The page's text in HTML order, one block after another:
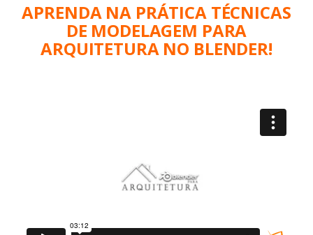
APRENDA NA PRÁTICA TÉCNICAS
DE MODELAGEM PARA
ARQUITETURA NO BLENDER!